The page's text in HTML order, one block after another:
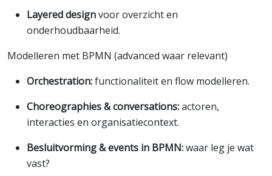
Layered designvoor overzicht en
onderhoudbaarheid.
Modelleren met BPMN (advanced waar relevant)
Orchestration:functionaliteit en flow modelleren.
Choreographies & conversations:actoren,
interacties en organisatiecontext.
Besluitvorming & events in BPMN:waar leg je wat
vast?